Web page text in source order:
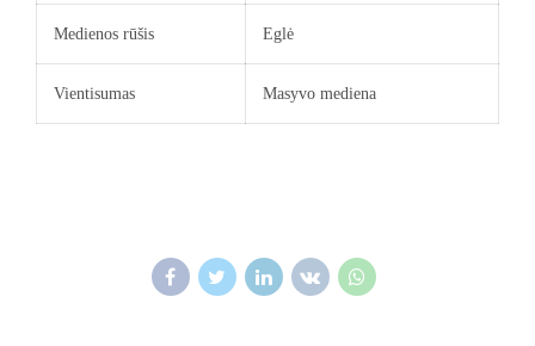
Medienos rūšis Eglė
Vientisumas Masyvo mediena